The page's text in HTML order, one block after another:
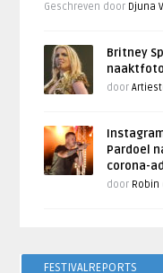
Geschreven door Djuna
Britney
door
Pardoel
corona-
door Robin
FESTIVALREPORTS